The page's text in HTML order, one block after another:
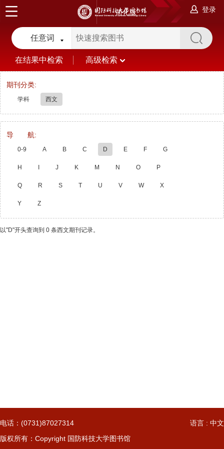
登录
简化版
任意词
在结果中检索 高级检索
期刊分类:
学科 西文
导 航:
0-9 A B C D E F G
H J K M N O P
Q R S T U V W X
Y Z
以"D"开头查询到 0 条西文期刊记录。
电话：(0731)87027314
语言 : 中文
版权所有：Copyright 国防科技大学图书馆